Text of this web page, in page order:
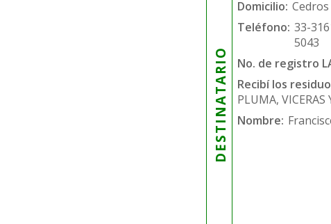
DESTINATARIO
Domicilio:
Teléfono: 33-
5043
No. de registro
Recibí los
PLUMA, VICERAS
Nombre: